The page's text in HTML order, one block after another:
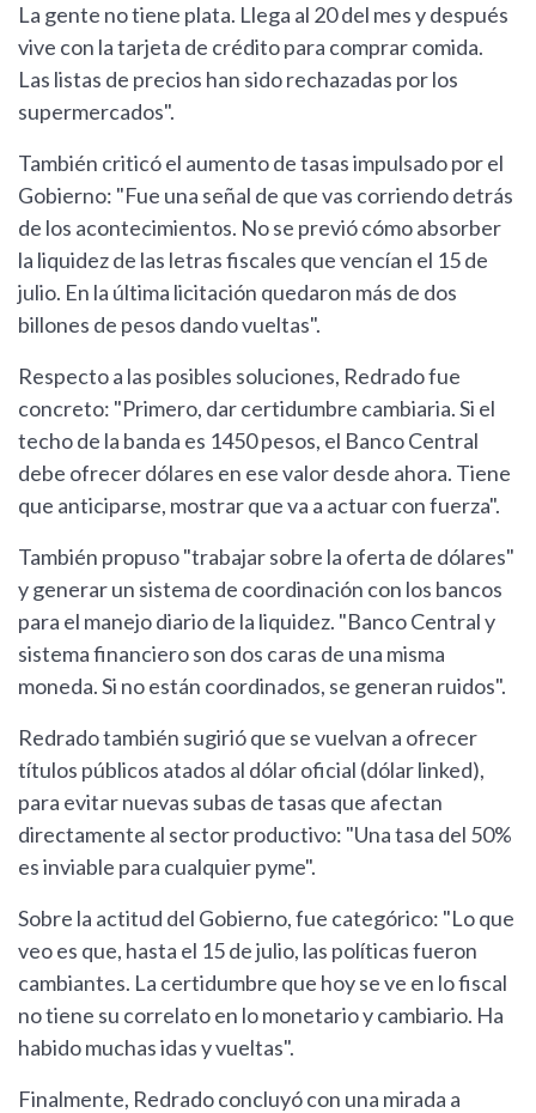
La gente no tiene plata. Llega al 20 del mes y después
vive con la tarjeta de crédito para comprar comida.
Las listas de precios han sido rechazadas por los
supermercados".
También criticó el aumento de tasas impulsado por el
Gobierno: "Fue una señal de que vas corriendo detrás
de los acontecimientos. No se previó cómo absorber
la liquidez de las letras fiscales que vencían el 15 de
julio. En la última licitación quedaron más de dos
billones de pesos dando vueltas".
Respecto a las posibles soluciones, Redrado fue
concreto: "Primero, dar certidumbre cambiaria. Si el
techo de la banda es 1450 pesos, el Banco Central
debe ofrecer dólares en ese valor desde ahora. Tiene
que anticiparse, mostrar que va a actuar con fuerza".
También propuso "trabajar sobre la oferta de dólares"
y generar un sistema de coordinación con los bancos
para el manejo diario de la liquidez. "Banco Central y
sistema financiero son dos caras de una misma
moneda. Si no están coordinados, se generan ruidos".
Redrado también sugirió que se vuelvan a ofrecer
títulos públicos atados al dólar oficial (dólar linked),
para evitar nuevas subas de tasas que afectan
directamente al sector productivo: "Una tasa del 50%
es inviable para cualquier pyme".
Sobre la actitud del Gobierno, fue categórico: "Lo que
veo es que, hasta el 15 de julio, las políticas fueron
cambiantes. La certidumbre que hoy se ve en lo fiscal
no tiene su correlato en lo monetario y cambiario. Ha
habido muchas idas y vueltas".
Finalmente, Redrado concluyó con una mirada a